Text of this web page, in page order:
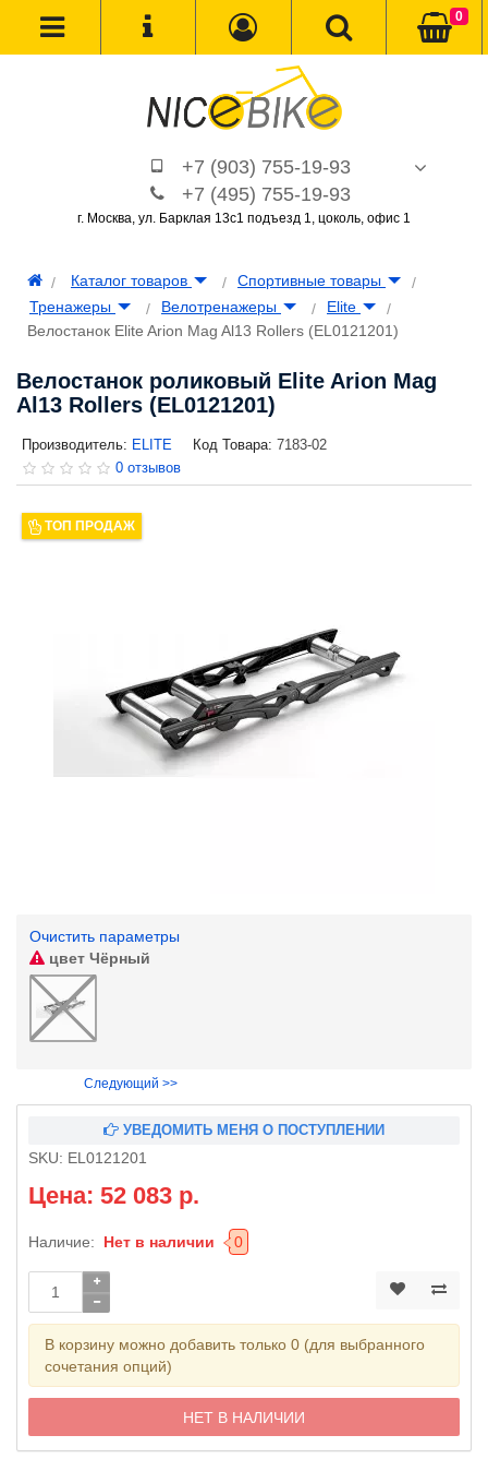
+7 (903) 755-19-93
+7 (495) 755-19-93
г. Москва, ул. Барклая 13с1 подъезд 1, цоколь, офис 1
0
Каталог товаров
Спортивные товары
Тренажеры
Велотренажеры
Elite
Велостанок Elite Arion Mag Al13 Rollers (EL0121201)
Велостанок роликовый Elite Arion Mag
Al13 Rollers (EL0121201)
Производитель: ELITE Код Товара: 7183-02
0 отзывов
ТОП ПРОДАЖ
Очистить параметры
цвет Чёрный
Следующий >>
УВЕДОМИТЬ МЕНЯ О ПОСТУПЛЕНИИ
SKU: EL0121201
Цена: 52 083 р.
Наличие: Нет в наличии 0
В корзину можно добавить только 0 (для выбранного
сочетания опций)
НЕТ В НАЛИЧИИ